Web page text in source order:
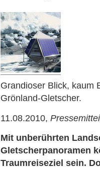
Grandioser Blick, kaum
Grönland-Gletscher.
11.08.2010,
Mit unberührten
Gletscherpanoramen
Traumreiseziel sein.